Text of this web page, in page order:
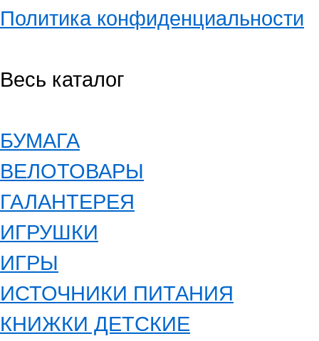
Политика конфиденциальности
Весь каталог
БУМАГА
ВЕЛОТОВАРЫ
ГАЛАНТЕРЕЯ
ИГРУШКИ
ИГРЫ
ИСТОЧНИКИ ПИТАНИЯ
КНИЖКИ ДЕТСКИЕ